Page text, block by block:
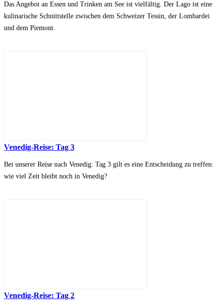
Das Angebot an Essen und Trinken am See ist vielfältig. Der Lago ist eine
kulinarische Schnittstelle zwischen dem Schweizer Tessin, der Lombardei
und dem Piemont.
Venedig-Reise: Tag 3
Bei unserer Reise nach Venedig: Tag 3 gilt es eine Entscheidung zu treffen:
wie viel Zeit bleibt noch in Venedig?
Venedig-Reise: Tag 2